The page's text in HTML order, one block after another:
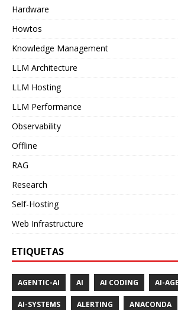
Hardware
Howtos
Knowledge Management
LLM Architecture
LLM Hosting
LLM Performance
Observability
Offline
RAG
Research
Self-Hosting
Web Infrastructure
ETIQUETAS
AGENTIC-AI AI AI CODING AI-
AI-SYSTEMS ALERTING ANACONDA